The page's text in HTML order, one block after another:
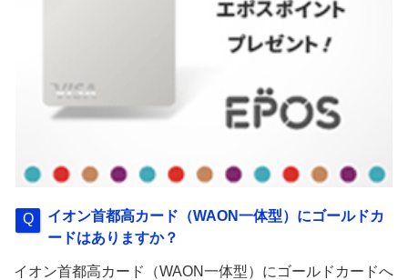
イオン首都高カード（WAON一体型）にゴールドカ
ードはありますか？
イオン首都高カード（WAON一体型）にゴールドカードへ